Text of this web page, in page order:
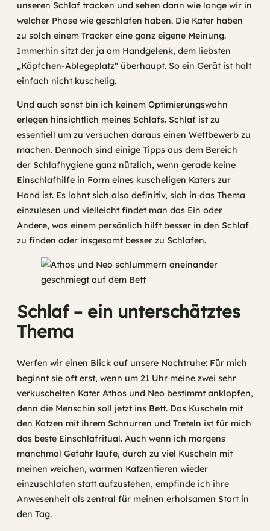
unseren Schlaf tracken und sehen dann wie lange wir in
welcher Phase wie geschlafen haben. Die Kater haben
zu solch einem Tracker eine ganz eigene Meinung.
Immerhin sitzt der ja am Handgelenk, dem liebsten
„Köpfchen-Ablegeplatz“ überhaupt. So ein Gerät ist halt
einfach nicht kuschelig.
Und auch sonst bin ich keinem Optimierungswahn
erlegen hinsichtlich meines Schlafs. Schlaf ist zu
essentiell um zu versuchen daraus einen Wettbewerb zu
machen. Dennoch sind einige Tipps aus dem Bereich
der Schlafhygiene ganz nützlich, wenn gerade keine
Einschlafhilfe in Form eines kuscheligen Katers zur
Hand ist. Es lohnt sich also definitiv, sich in das Thema
einzulesen und vielleicht findet man das Ein oder
Andere, was einem persönlich hilft besser in den Schlaf
zu finden oder insgesamt besser zu Schlafen.
Schlaf – ein unterschätztes
Thema
Werfen wir einen Blick auf unsere Nachtruhe: Für mich
beginnt sie oft erst, wenn um 21 Uhr meine zwei sehr
verkuschelten Kater Athos und Neo bestimmt anklopfen,
denn die Menschin soll jetzt ins Bett. Das Kuscheln mit
den Katzen mit ihrem Schnurren und Treteln ist für mich
das beste Einschlafritual. Auch wenn ich morgens
manchmal Gefahr laufe, durch zu viel Kuscheln mit
meinen weichen, warmen Katzentieren wieder
einzuschlafen statt aufzustehen, empfinde ich ihre
Anwesenheit als zentral für meinen erholsamen Start in
den Tag.